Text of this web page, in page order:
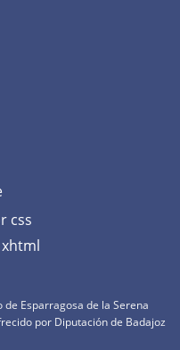
Esparragosa de la Serena
por Diputación de Badajoz